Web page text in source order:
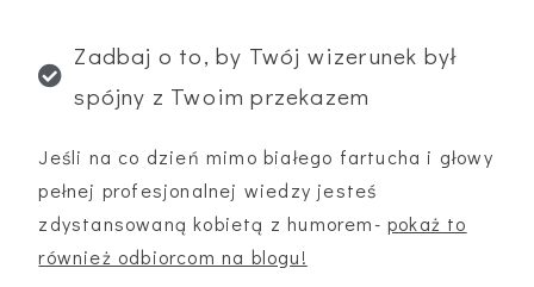
Zadbaj o to, by Twój wizerunek był
spójny z Twoim przekazem
Jeśli na co dzień mimo białego fartucha i głowy
pełnej profesjonalnej wiedzy jesteś
zdystansowaną kobietą z humorem-pokaż to
również odbiorcom na blogu!